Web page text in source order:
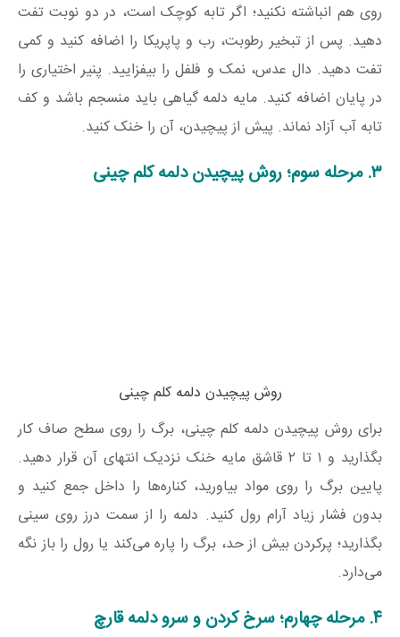
روی هم انباشته نکنید؛ اگر تابه کوچک است، در دو نوبت تفت
دهید. پس از تبخیر رطوبت، رب و پاپریکا را اضافه کنید و کمی
تفت دهید. دال عدس، نمک و فلفل را بیفزایید. پنیر اختیاری را
در پایان اضافه کنید. مایه دلمه گیاهی باید منسجم باشد و کف
تابه آب آزاد نماند. پیش از پیچیدن، آن را خنک کنید.
۳. مرحله سوم؛ روش پیچیدن دلمه کلم چینی
روش پیچیدن دلمه کلم چینی
برای روش پیچیدن دلمه کلم چینی، برگ را روی سطح صاف کار
بگذارید و ۱ تا ۲ قاشق مایه خنک نزدیک انتهای آن قرار دهید.
پایین برگ را روی مواد بیاورید، کناره‌ها را داخل جمع کنید و
بدون فشار زیاد آرام رول کنید. دلمه را از سمت درز روی سینی
بگذارید؛ پرکردن بیش از حد، برگ را پاره می‌کند یا رول را باز نگه
می‌دارد.
۴. مرحله چهارم؛ سرخ کردن و سرو دلمه قارچ